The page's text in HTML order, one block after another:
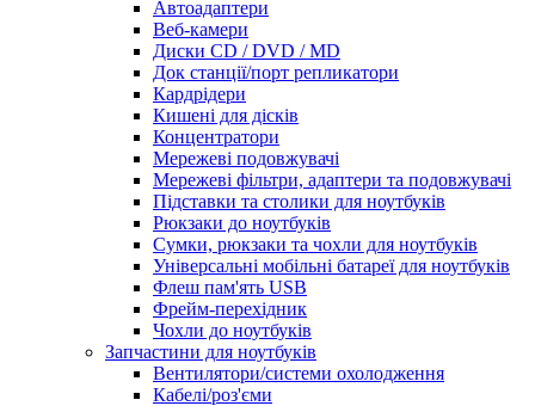
Автоадаптери
Веб-камери
Диски CD / DVD / MD
Док станції/порт репликатори
Кардрідери
Кишені для дісків
Концентратори
Мережеві подовжувачі
Мережеві фільтри, адаптери та подовжувачі
Підставки та столики для ноутбуків
Рюкзаки до ноутбуків
Сумки, рюкзаки та чохли для ноутбуків
Універсальні мобільні батареї для ноутбуків
Флеш пам'ять USB
Фрейм-перехідник
Чохли до ноутбуків
Запчастини для ноутбуків
Вентилятори/системи охолодження
Кабелі/роз'єми